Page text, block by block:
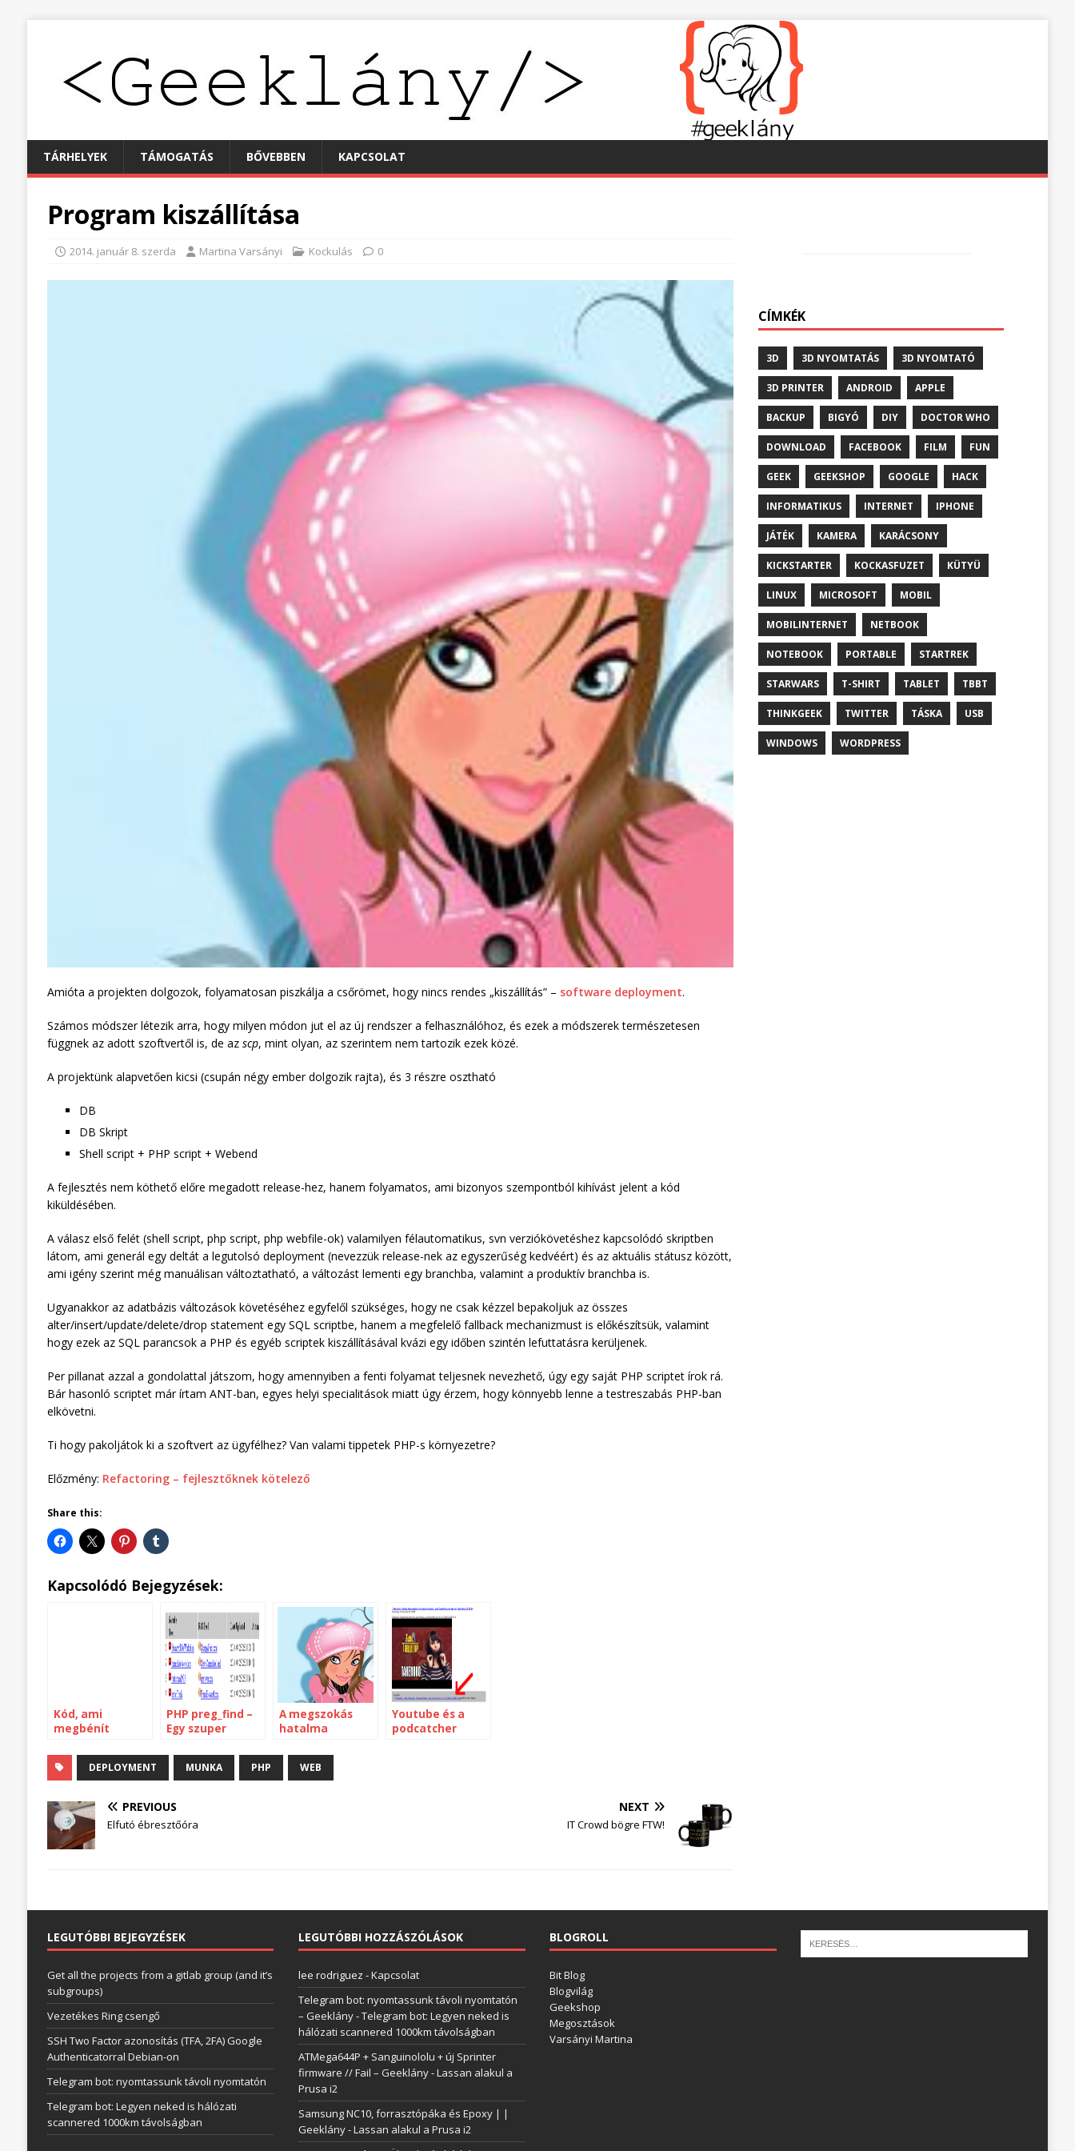
TÁRHELYEK TÁMOGATÁS BŐVEBBEN KAPCSOLAT
Program kiszállítása
2014. január 8. szerda Martina Varsányi Kockulás 0
Amióta a projekten dolgozok, folyamatosan piszkálja a csőrömet, hogy nincs rendes „kiszállítás” – software deployment.
Számos módszer létezik arra, hogy milyen módon jut el az új rendszer a felhasználóhoz, és ezek a módszerek természetesen
függnek az adott szoftvertől is, de az scp, mint olyan, az szerintem nem tartozik ezek közé.
A projektünk alapvetően kicsi (csupán négy ember dolgozik rajta), és 3 részre osztható
DB
DB Skript
Shell script + PHP script + Webend
A fejlesztés nem köthető előre megadott release-hez, hanem folyamatos, ami bizonyos szempontból kihívást jelent a kód
kiküldésében.
A válasz első felét (shell script, php script, php webfile-ok) valamilyen félautomatikus, svn verziókövetéshez kapcsolódó skriptben
látom, ami generál egy deltát a legutolsó deployment (nevezzük release-nek az egyszerűség kedvéért) és az aktuális státusz között,
ami igény szerint még manuálisan változtatható, a változást lementi egy branchba, valamint a produktív branchba is.
Ugyanakkor az adatbázis változások követéséhez egyfelől szükséges, hogy ne csak kézzel bepakoljuk az összes
alter/insert/update/delete/drop statement egy SQL scriptbe, hanem a megfelelő fallback mechanizmust is előkészítsük, valamint
hogy ezek az SQL parancsok a PHP és egyéb scriptek kiszállításával kvázi egy időben szintén lefuttatásra kerüljenek.
Per pillanat azzal a gondolattal játszom, hogy amennyiben a fenti folyamat teljesnek nevezhető, úgy egy saját PHP scriptet írok rá.
Bár hasonló scriptet már írtam ANT-ban, egyes helyi specialitások miatt úgy érzem, hogy könnyebb lenne a testreszabás PHP-ban
elkövetni.
Ti hogy pakoljátok ki a szoftvert az ügyfélhez? Van valami tippetek PHP-s környezetre?
Előzmény: Refactoring – fejlesztőknek kötelező
Share this:
Kapcsolódó Bejegyzések:
Kód, ami
megbénít
PHP preg_find –
Egy szuper
kiegészítés
A megszokás
hatalma
Youtube és a
podcatcher
DEPLOYMENT MUNKA PHP WEB
PREVIOUS
Elfutó ébresztőóra
NEXT
IT Crowd bögre FTW!
CÍMKÉK
3D 3D NYOMTATÁS 3D NYOMTATÓ
3D PRINTER ANDROID APPLE
BACKUP BIGYÓ DIY DOCTOR WHO
DOWNLOAD FACEBOOK FILM FUN
GEEK GEEKSHOP GOOGLE HACK
INFORMATIKUS INTERNET IPHONE
JÁTÉK KAMERA KARÁCSONY
KICKSTARTER KOCKASFUZET KÜTYÜ
LINUX MICROSOFT MOBIL
MOBILINTERNET NETBOOK
NOTEBOOK PORTABLE STARTREK
STARWARS T-SHIRT TABLET TBBT
THINKGEEK TWITTER TÁSKA USB
WINDOWS WORDPRESS
LEGUTÓBBI BEJEGYZÉSEK
Get all the projects from a gitlab group (and it’s
subgroups)
Vezetékes Ring csengő
SSH Two Factor azonosítás (TFA, 2FA) Google
Authenticatorral Debian-on
Telegram bot: nyomtassunk távoli nyomtatón
Telegram bot: Legyen neked is hálózati
scannered 1000km távolságban
LEGUTÓBBI HOZZÁSZÓLÁSOK
lee rodriguez -Kapcsolat
Telegram bot: nyomtassunk távoli nyomtatón
– Geeklány-Telegram bot: Legyen neked is
hálózati scannered 1000km távolságban
ATMega644P + Sanguinololu + új Sprinter
firmware // Fail – Geeklány-Lassan alakul a
Prusa i2
Samsung NC10, forrasztópáka és Epoxy | |
Geeklány-Lassan alakul a Prusa i2
BLOGROLL
Bit Blog
Blogvilág
Geekshop
Megosztások
Varsányi Martina